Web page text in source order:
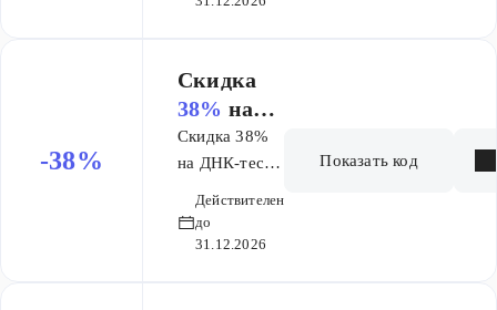
-38%
Скидка ​
38% на
ДНК-тест
Генетичес
кие
исследова
ния при
Скидка 38%
на ДНК-тест
исследования
при
Действителен
до
31.12.2026
Показать код